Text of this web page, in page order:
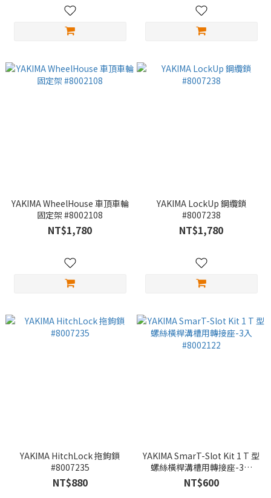
YAKIMA WheelHouse 車頂車輪
固定架 #8002108
NT$1,780
YAKIMA LockUp 鋼纜鎖
#8007238
NT$1,780
YAKIMA HitchLock 拖鉤鎖
#8007235
NT$880
YAKIMA SmarT-Slot Kit 1 T 型
螺絲橫桿溝槽用轉接座-3入
#8002122
NT$600